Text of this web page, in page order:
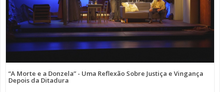
“A Morte e a Donzela” - Uma Reflexão Sobre Justiça e Vingança
Depois da Ditadura